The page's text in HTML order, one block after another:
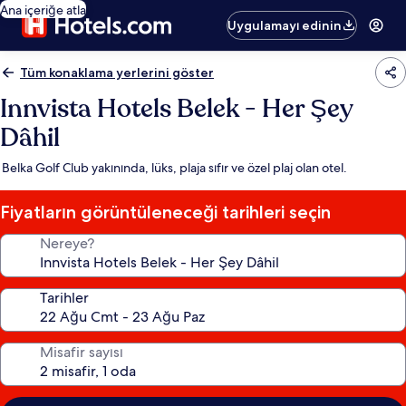
Ana içeriğe atla
Uygulamayı edinin
Tüm konaklama yerlerini göster
Innvista Hotels Belek - Her Şey
Dâhil
Belka Golf Club yakınında, lüks, plaja sıfır ve özel plaj olan otel.
Fiyatların görüntüleneceği tarihleri seçin
Nereye?
Tarihler
Misafir sayısı